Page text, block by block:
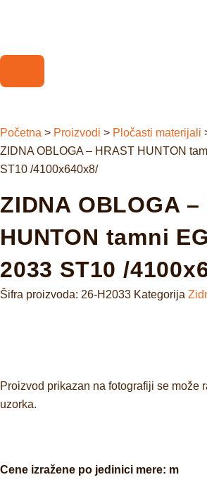
Početna > Proizvodi > Pločasti materijali
ZIDNA OBLOGA – HRAST HUNTON
ST10 /4100x640x8/
ZIDNA OBLOGA –
HUNTON tamni
2033 ST10 /
Šifra proizvoda: 26-H2033 Kategorija
Proizvod prikazan na fotografiji se može
uzorka.
Cene izražene po jedinici mere: m